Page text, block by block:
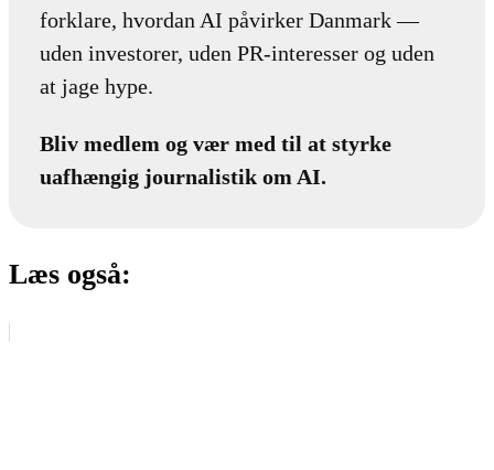
forklare, hvordan AI påvirker Danmark —
uden investorer, uden PR-interesser og uden
at jage hype.
Bliv medlem og vær med til at styrke
uafhængig journalistik om AI.
Læs også: